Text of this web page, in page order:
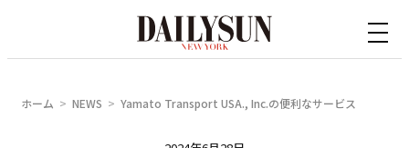
ホーム NEWS Yamato Transport USA., Inc.の便利なサービス